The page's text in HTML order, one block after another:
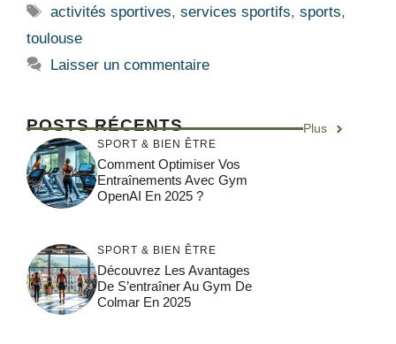
Étiquettes
activités sportives,services sportifs,sports,
toulouse
Laisser un commentaire
POSTS RÉCENTS Plus
SPORT & BIEN ÊTRE
Comment Optimiser Vos
Entraînements Avec Gym
OpenAI En 2025 ?
SPORT & BIEN ÊTRE
Découvrez Les Avantages
De S’entraîner Au Gym De
Colmar En 2025